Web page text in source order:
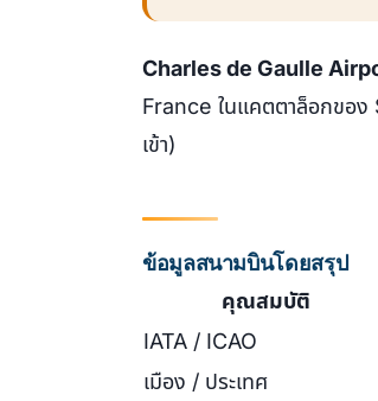
Charles de Gaulle
France ในแคตตาล็อกของ
เข้า)
ข้อมูลสนามบินโดยสรุป
คุณสมบัติ
IATA / ICAO
เมือง / ประเทศ